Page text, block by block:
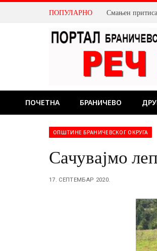
ПОПУЛАРНО
ПОЧЕТНА БРАНИЧЕВО
ОПШТИНЕ БРАНИЧЕВСКОГ ОКРУГА
Сачувајмо
17. СЕПТЕМБАР 2020.